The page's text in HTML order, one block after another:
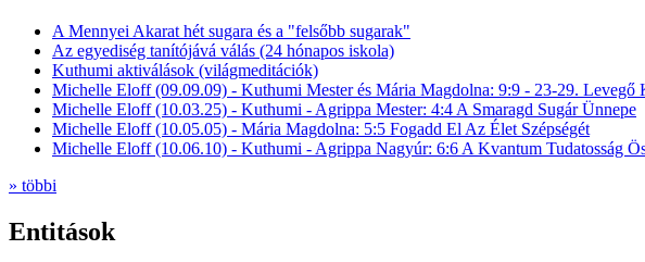
A Mennyei Akarat hét sugara és a "felsőbb sugarak"
Az egyediség tanítójává válás (24 hónapos iskola)
Kuthumi aktiválások (világmeditációk)
Michelle Eloff (09.09.09) - Kuthumi Mester és Mária Magdolna: 9:9 - 23-29. Levegő
Michelle Eloff (10.03.25) - Kuthumi - Agrippa Mester: 4:4 A Smaragd Sugár Ünnepe
Michelle Eloff (10.05.05) - Mária Magdolna: 5:5 Fogadd El Az Élet Szépségét
Michelle Eloff (10.06.10) - Kuthumi - Agrippa Nagyúr: 6:6 A Kvantum Tudatosság
» többi
Entitások